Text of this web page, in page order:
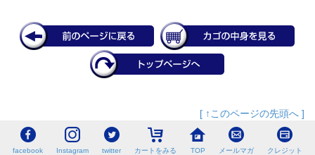
[ ↑このページの先頭へ ]
facebook Instagram twitter カートをみる TOP メールマガ クレジット